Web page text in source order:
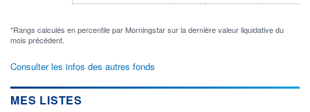
*Rangs calculés en percentile par Morningstar sur la dernière valeur liquidative du
mois précédent.
Consulter les infos des autres fonds
MES LISTES